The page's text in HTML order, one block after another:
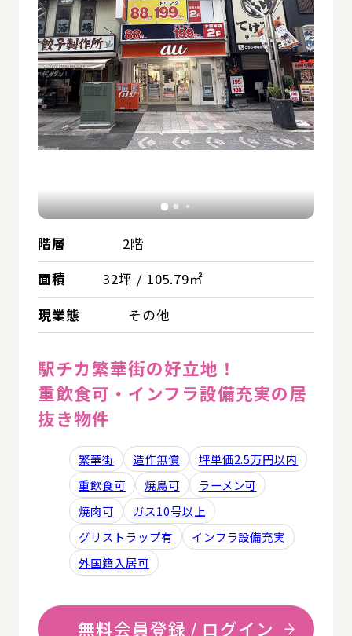
階層
2階
面積
32坪 / 105.79㎡
現業態
その他
駅チカ繁華街の好立地！
重飲食可・インフラ設備充実の居
抜き物件
繁華街 造作無償
坪単価2.5万円以内
重飲食可
焼鳥可
ラーメン可
焼肉可
ガス10号以上
グリストラップ有
インフラ設備充実
外国籍入居可
無料会員登録 / ログイン